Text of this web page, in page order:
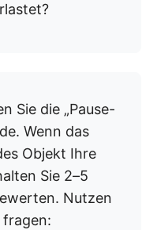
Sie die „Pause-
Wenn das
Objekt Ihre
Sie 2–5
Nutzen
fragen: